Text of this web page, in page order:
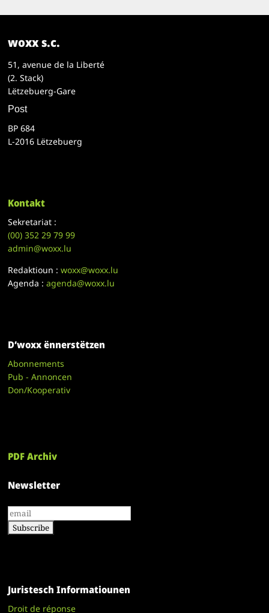
woxx s.c.
51, avenue de la Liberté
(2. Stack)
Lëtzebuerg-Gare
Post
BP 684
L-2016 Lëtzebuerg
Kontakt
Sekretariat :
(00)352 29 79 99
admin@woxx.lu
Redaktioun :woxx@woxx.lu
Agenda :agenda@woxx.lu
D’woxx ënnerstëtzen
Abonnements
Pub - Annoncen
Don/Kooperativ
PDF Archiv
Newsletter
Juristesch Informatiounen
Droit de réponse